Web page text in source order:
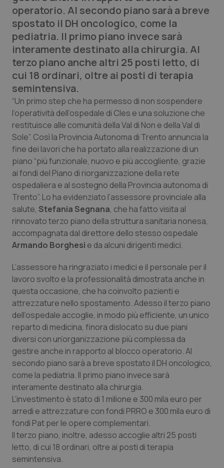
Professionisti Sanitari.AI
Abruzzo
Basilicata
Calabria
Campania
Emilia-Romagna
Friuli Venezia Giulia
Lazio
Liguria
Lombardia
Marche
Molise
Piemonte
Provincia Autonoma di Bolzano
Provincia Autonoma di Trento
Puglia
Sardegna
Sicilia
QS Pro Gold
Artrite & artrosi
Asma & BPCO
Car-T
Colesterolo & coronaropatie
Dermatite Atopica
Diabete & glucometri
Disturbi dell’umore
Dolore
Donna & Salute
Epatiti
HIV
Infezioni & Febbre
Ipertensione & Scompenso
Malattie rare
Malattia di Crohn & Rettocolite Ulcerosa
Neuroscienze & patologie neurodegenerative
QS Club Newsletter
operatorio. Al secondo piano sarà a breve
spostato il DH oncologico, come la
pediatria. Il primo piano invece sarà
interamente destinato alla chirurgia. Al
terzo piano anche altri 25 posti letto, di
cui 18 ordinari, oltre ai posti di terapia
semintensiva.
“Un primo step che ha permesso di non sospendere
l’operatività dell’ospedale di Cles e una soluzione che
restituisce alle comunità della Val di Non e della Val di
Sole”. Così la Provincia Autonoma di Trento annuncia la
fine dei lavori che ha portato alla realizzazione di un
piano “più funzionale, nuovo e più accogliente, grazie
ai fondi del Piano di riorganizzazione della rete
ospedaliera e al sostegno della Provincia autonoma di
Trento”. Lo ha evidenziato l’assessore provinciale alla
salute, Stefania Segnana, che ha fatto visita al
rinnovato terzo piano della struttura sanitaria nonesa,
accompagnata dal direttore dello stesso ospedale
Armando Borghesi e da alcuni dirigenti medici.
L’assessore ha ringraziato i medici e il personale per il
lavoro svolto e la professionalità dimostrata anche in
questa occasione, che ha coinvolto pazienti e
attrezzature nello spostamento. Adesso il terzo piano
dell’ospedale accoglie, in modo più efficiente, un unico
reparto di medicina, finora dislocato su due piani
diversi con un’organizzazione più complessa da
gestire anche in rapporto al blocco operatorio. Al
secondo piano sarà a breve spostato il DH oncologico,
come la pediatria. Il primo piano invece sarà
interamente destinato alla chirurgia.
L’investimento è stato di 1 milione e 300 mila euro per
arredi e attrezzature con fondi PRRO e 300 mila euro di
fondi Pat per le opere complementari.
Il terzo piano, inoltre, adesso accoglie altri 25 posti
letto, di cui 18 ordinari, oltre ai posti di terapia
semintensiva.